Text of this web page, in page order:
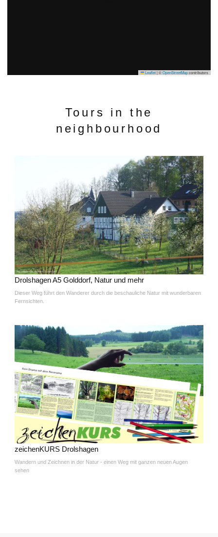
Leaflet|©OpenStreetMapcontributors
Tours in the
neighbourhood
Drolshagen A5 Golddorf, Natur und mehr
Dieser Weg führt den Wanderer durch die beschauliche Natur mit wunderbaren
Fernsichten.
zeichenKURS Drolshagen
Wandern und Zeichnen in der Natur - einen Weg mit ganzen neuen Augen
sehen